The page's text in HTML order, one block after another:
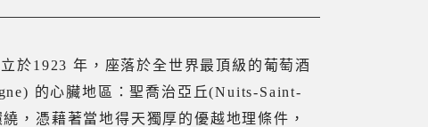
於1923 年，座落於全世界最頂級的葡萄酒
的心臟地區：聖喬治亞丘(Nuits-Saint-
，憑藉著當地得天獨厚的優越地理條件，